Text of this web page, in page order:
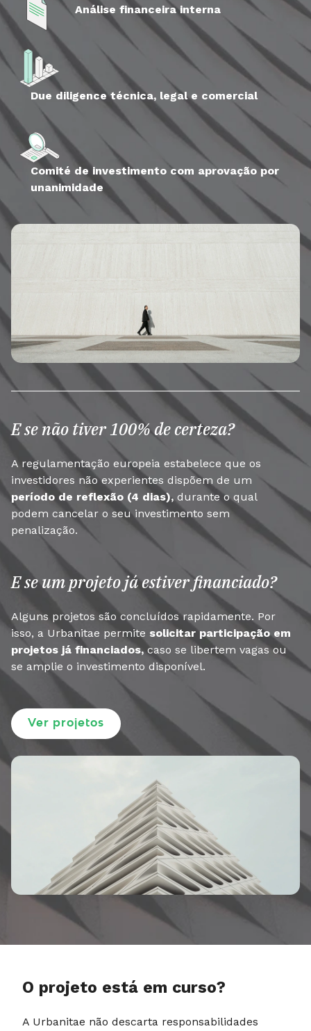
Análise financeira interna
Due diligence técnica, legal e comercial
Comité de investimento com aprovação por
unanimidade
E se não tiver 100% de certeza?
A regulamentação europeia estabelece que os
investidores não experientes dispõem de um
período de reflexão (4 dias), durante o qual
podem cancelar o seu investimento sem
penalização.
E se um projeto já estiver financiado?
Alguns projetos são concluídos rapidamente. Por
isso, a Urbanitae permite solicitar participação em
projetos já financiados, caso se libertem vagas ou
se amplie o investimento disponível.
Ver projetos
O projeto está em curso?
A Urbanitae não descarta responsabilidades